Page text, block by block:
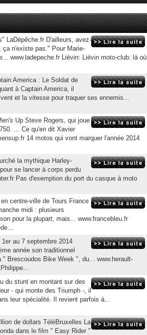
LaDépêche.fr D'ailleurs, avez-
n'existe pas." Pour Marie-
www.ladepeche.fr Liévin: Liévin moto-club: là où
America : Le Soldat de
à Captain America, il
et la vitesse pour traquer ses ennemis...
Up Steve Rogers, qui joue
... Ce qu'en dit Xavier
14 motos qui vont marquer l'année 2014
la mythique Harley-
se lancer à corps perdu
Pas d'exemption du port du casque à moto
centre-ville de Tours France
midi : plusieurs
pour la plupart, mais... www.francebleu.fr
au 7 septembre 2014
année son traditionnel
Brescoudos Bike Week ", du... www.herault-
du stunt en montant sur des
- qui monte des Triumph -, il
leur spécialité. Il revient parfois à...
de dollars TéléBruxelles La
dans le film " Easy Rider "